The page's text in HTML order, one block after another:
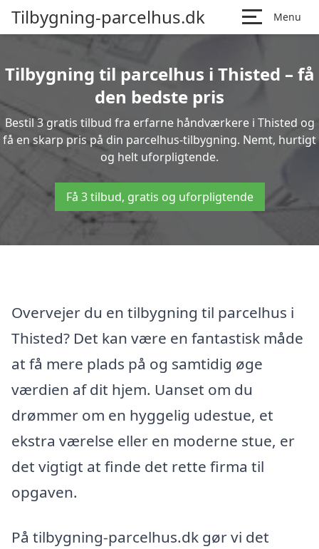
Tilbygning-parcelhus.dk Menu
Tilbygning til parcelhus i Thisted – få
den bedste pris
Bestil 3 gratis tilbud fra erfarne håndværkere i Thisted og
få en skarp pris på din parcelhus-tilbygning. Nemt, hurtigt
og helt uforpligtende.
Få 3 tilbud, gratis og uforpligtende
Overvejer du en tilbygning til parcelhus i
Thisted? Det kan være en fantastisk måde
at få mere plads på og samtidig øge
værdien af dit hjem. Uanset om du
drømmer om en hyggelig udestue, et
ekstra værelse eller en moderne stue, er
det vigtigt at finde det rette firma til
opgaven.
På tilbygning-parcelhus.dk gør vi det